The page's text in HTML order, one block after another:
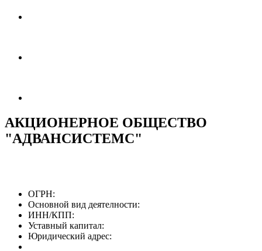
АКЦИОНЕРНОЕ ОБЩЕСТВО
"АДВАНСИСТЕМС"
ОГРН:
Основной вид деятелности:
ИНН/КПП:
Уставный капитал:
Юридический адрес: